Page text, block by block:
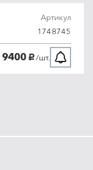
Артикул
1748745
9400 руб./шт.